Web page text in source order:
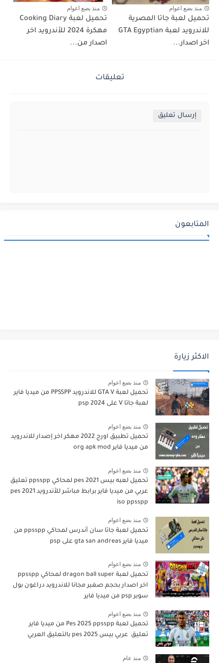
منذ بضع اعوام
تحميل لعبة جاتا المصرية
للاندرويد لعبة GTA Egyptian
اخر اصدار...
منذ بضع اعوام
تحميل لعبة Cooking Diary
مهكرة 2024 للأندرويد اخر
اصدار من...
تعليقات
إرسال تعليق
المتابعون
الاكثر زيارة
منذ بضع اعوام
تحميل لعبة GTA V للاندرويد PPSSPP من ميديا فاير
لعبة جاتا V على psp 2024
منذ بضع اعوام
تحميل تطبيق اورج 2022 مهكر اخر إصدار للاندرويد
من ميديا فاير org apk mod
منذ بضع اعوام
تحميل لعبه بيس pes 2021 لمحاكي ppsspp تعليق
عربي من ميديا فاير برابط مباشر للأندرويد pes 2021
iso ppsspp
منذ بضع اعوام
تحميل لعبة جاتا سان أندرس لمحاكي ppsspp من
ميديا فاير gta san andreas على psp
منذ بضع اعوام
تحميل لعبة dragon ball super لمحاكي ppsspp
اخر اصدار بحجم صغير مجانا للاندرويد دراغون بول
سوبر psp من ميديا فاير
منذ بضع اعوام
تحميل لعبة Pes 2025 ppsspp من ميديا فاير
تعليق عربي بيس pes 2025 بالتعليق العربي
منذ عام